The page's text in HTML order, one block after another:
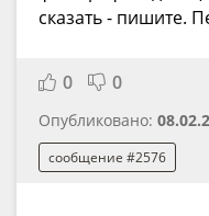
сказать - пишите.
0 0
Опубликовано:
сообщение #2576